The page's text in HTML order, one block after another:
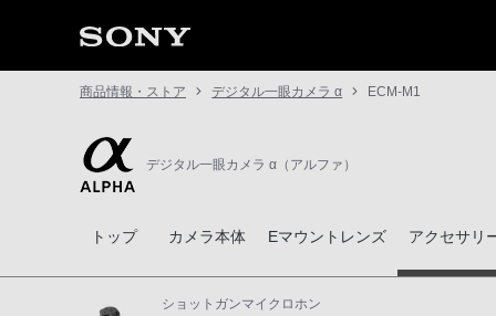
商品情報・ストア デジタル一眼カメラ α ECM-M1
デジタル一眼カメラ α（アルファ）
トップ カメラ本体 Eマウントレンズ アクセサリ
ショットガンマイクロホン